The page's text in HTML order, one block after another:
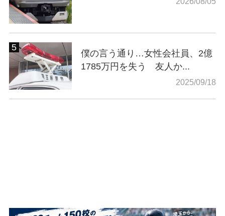
僕の言う通り…女性会社員、2億
1785万円を失う 友人か...
2025/09/18